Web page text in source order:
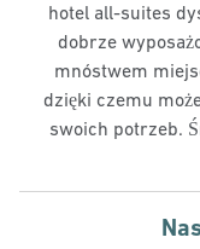
hotel all-suites
dobrze
mnóstwem
dzięki czemu
swoich potrzeb.